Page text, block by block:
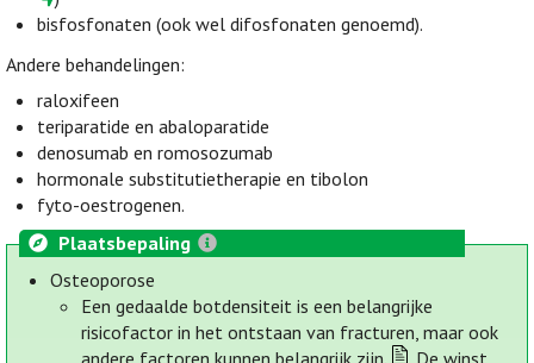
bisfosfonaten (ook wel difosfonaten genoemd).
Andere behandelingen:
raloxifeen
teriparatide en abaloparatide
denosumab en romosozumab
hormonale substitutietherapie en tibolon
fyto-oestrogenen.
Plaatsbepaling
Osteoporose
Een gedaalde botdensiteit is een belangrijke
risicofactor in het ontstaan van fracturen, maar ook